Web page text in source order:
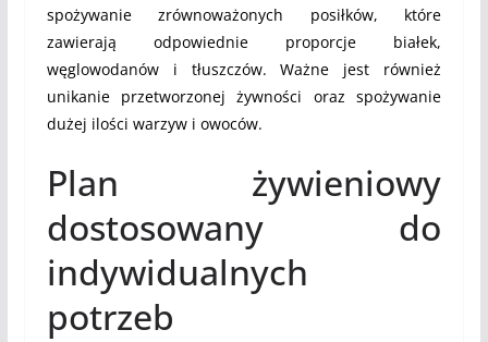
spożywanie zrównoważonych posiłków, które
zawierają odpowiednie proporcje białek,
węglowodanów i tłuszczów. Ważne jest również
unikanie przetworzonej żywności oraz spożywanie
dużej ilości warzyw i owoców.
Plan żywieniowy
dostosowany do
indywidualnych
potrzeb